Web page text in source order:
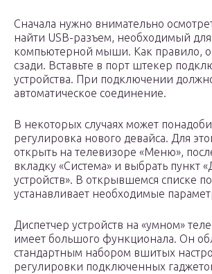
Сначала нужно внимательно
найти USB-разъем, необходимый
компьютерной мыши. Как правило,
сзади. Вставьте в порт штекер
устройства. При подключении
автоматическое соединение.
В некоторых случаях может
регулировка нового девайса. Для
открыть на телевизоре «Меню»,
вкладку «Система» и выбрать пункт
устройств». В открывшемся списке
устанавливает необходимые
Диспетчер устройств на «умном»
имеет большого функционала. Он
стандартным набором вшитых
регулировки подключенных